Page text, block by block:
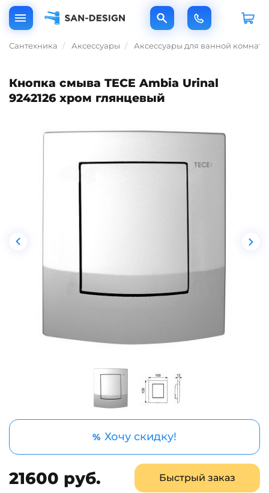
Сантехника Аксессуары Аксессуары для ванной комнаты
Кнопка смыва TECE Ambia Urinal
9242126 хром глянцевый
% Хочу скидку!
21600 руб. Быстрый заказ